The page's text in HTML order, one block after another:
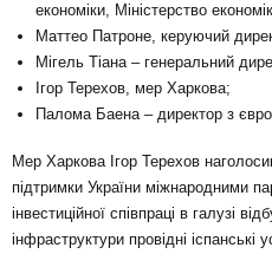
економіки, Міністерство
Маттео Патроне, керуючий
Мігель Тіана – генеральний
Ігор Терехов, мер Харкова;
Палома Баена – директор з
Мер Харкова Ігор Терехов
підтримки України міжнародними
інвестиційної співпраці в галузі
інфраструктури провідні іспанські